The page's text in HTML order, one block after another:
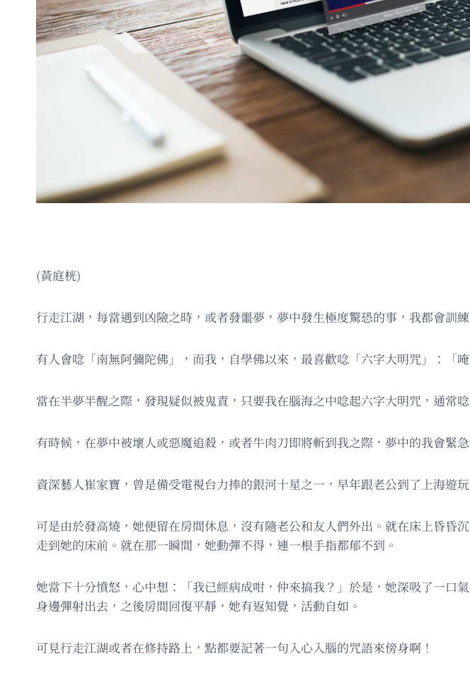
(黃庭桄)
行走江湖，每當遇到凶險之時，或者發噩夢，夢中發生極度驚恐的事，我都會訓
有人會唸「南無阿彌陀佛」，而我，自學佛以來，最喜歡唸「六字大明咒」：「
當在半夢半醒之際，發現疑似被鬼責，只要我在腦海之中唸起六字大明咒，通常
有時候，在夢中被壞人或惡魔追殺，或者牛肉刀即將斬到我之際，夢中的我會緊
資深藝人崔家寶，曾是備受電視台力捧的銀河十星之一，早年跟老公到了上海遊
可是由於發高燒，她便留在房間休息，沒有隨老公和友人們外出。就在床上昏昏
走到她的床前。就在那一瞬間，她動彈不得，連一根手指都郁不到。
她當下十分憤怒，心中想：「我已經病成咁，仲來搞我？」於是，她深吸了一
身邊彈射出去，之後房間回復平靜，她有返知覺，活動自如。
可見行走江湖或者在修持路上，點都要記著一句入心入腦的咒語來傍身啊！